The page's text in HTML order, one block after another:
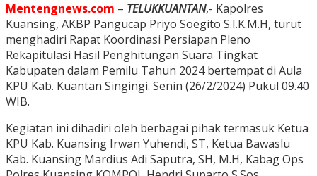
Mentengnews.com – TELUKKUANTAN,- Kapolres
Kuansing, AKBP Pangucap Priyo Soegito S.I.K.M.H, turut
menghadiri Rapat Koordinasi Persiapan Pleno
Rekapitulasi Hasil Penghitungan Suara Tingkat
Kabupaten dalam Pemilu Tahun 2024 bertempat di Aula
KPU Kab. Kuantan Singingi. Senin (26/2/2024) Pukul 09.40
WIB.
Kegiatan ini dihadiri oleh berbagai pihak termasuk Ketua
KPU Kab. Kuansing Irwan Yuhendi, ST, Ketua Bawaslu
Kab. Kuansing Mardius Adi Saputra, SH, M.H, Kabag Ops